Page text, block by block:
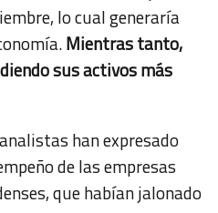
lo cual generaría
Mientras tanto,
sus activos más
han expresado
de las empresas
que habían jalonado